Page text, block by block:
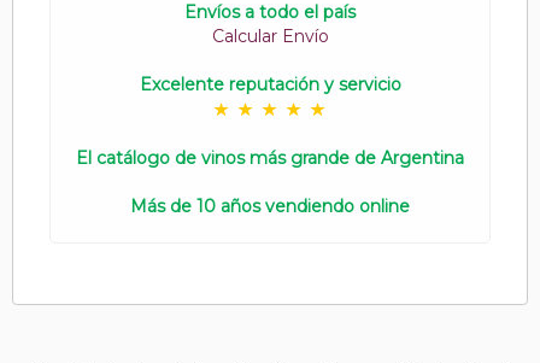
Envíos a todo el país
Calcular Envío
Excelente reputación y servicio
El catálogo de vinos más grande de Argentina
Más de 10 años vendiendo online